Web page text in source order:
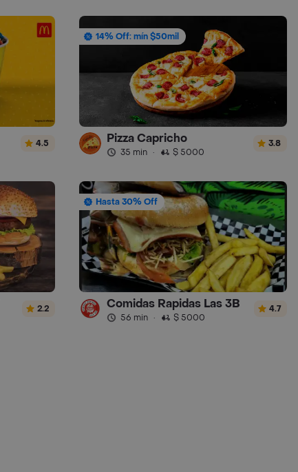
4.5
14% Off: mín $50mil
Pizza Capricho
35 min · $ 5000
3.8
2.2
Hasta 30% Off
Comidas Rapidas Las 3B
56 min · $ 5000
4.7